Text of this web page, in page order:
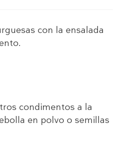
con la ensalada
condimentos a la
en polvo o semillas